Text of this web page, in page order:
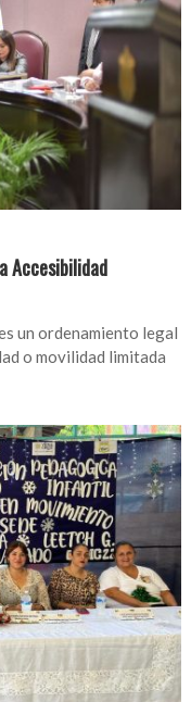
Accesibilidad
un ordenamiento legal
o movilidad limitada